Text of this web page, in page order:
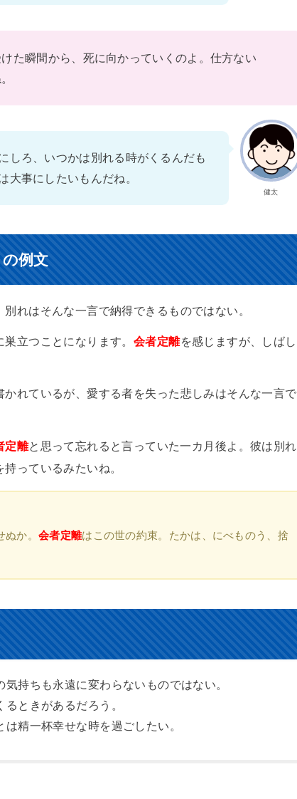
た瞬間から、死に向かっていくのよ。仕方ない
健太
しろ、いつかは別れる時がくるんだも
大事にしたいもんだね。
例文
れはそんな一言で納得できるものではない。
立つことになります。 会者定離を感じますが、しばし
かれているが、愛する者を失った悲しみはそんな一言で
定離と思って忘れると言っていた一カ月後よ。彼は別れ
っているみたいね。
ぬか。会者定離はこの世の約束。たかは、にべものう、捨
持ちも永遠に変わらないものではない。
ときがあるだろう。
精一杯幸せな時を過ごしたい。